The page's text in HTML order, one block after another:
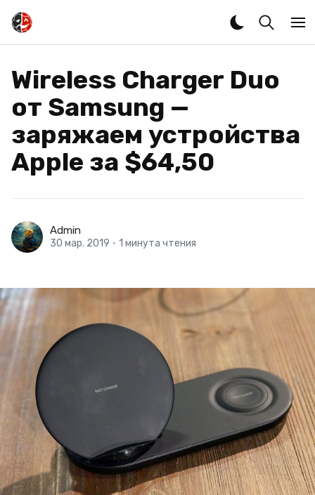
Wireless Charger Duo
от Samsung —
заряжаем устройства
Apple за $64,50
Admin
30 мар. 2019 • 1 минута чтения